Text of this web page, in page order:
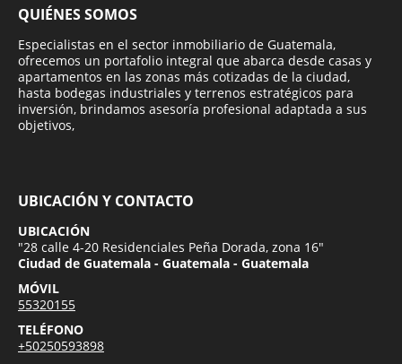
QUIÉNES SOMOS
Especialistas en el sector inmobiliario de Guatemala,
ofrecemos un portafolio integral que abarca desde casas y
apartamentos en las zonas más cotizadas de la ciudad,
hasta bodegas industriales y terrenos estratégicos para
inversión, brindamos asesoría profesional adaptada a sus
objetivos,
UBICACIÓN Y CONTACTO
UBICACIÓN
"28 calle 4-20 Residenciales Peña Dorada, zona 16"
Ciudad de Guatemala - Guatemala - Guatemala
MÓVIL
55320155
TELÉFONO
+50250593898